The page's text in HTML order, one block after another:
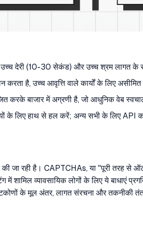
देरी (10-30 सेकंड) और उच्च श्रम लागत के
करता है, उच्च आवृत्ति वाले कार्यों के लिए
करके बाजार में अग्रणी है, जो आधुनिक वेब
के लिए हाथ से हल करें; अन्य सभी के लिए API
की जा रही है। CAPTCHAs, या "पूरी तरह से
में शामिल व्यावसायिक लोगों के लिए ये
के मूल अंतर, लागत संरचना और तकनीकी